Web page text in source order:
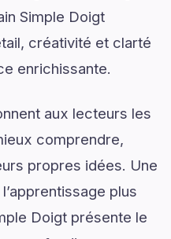
Simple Doigt
créativité et clarté
enrichissante.
aux lecteurs les
comprendre,
propres idées. Une
plus
Doigt présente le